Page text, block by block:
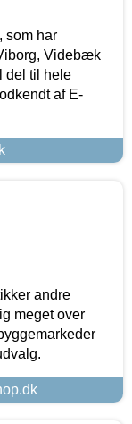
som har
Videbæk
del til hele
af E-
andre
meget over